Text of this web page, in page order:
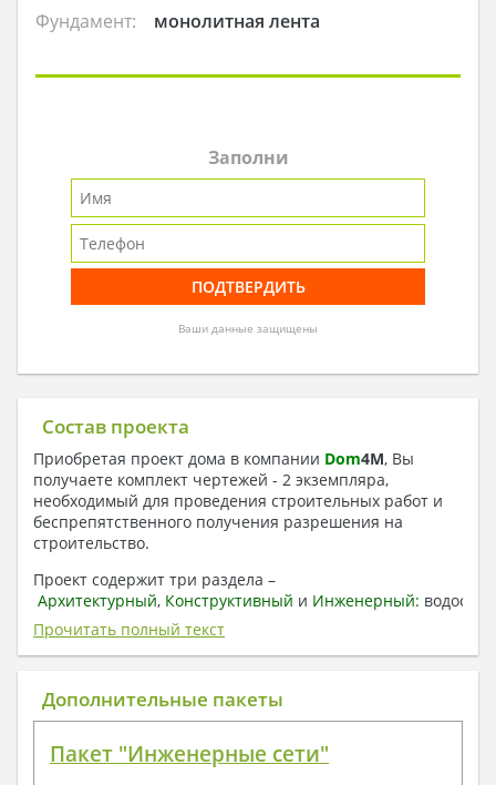
Фундамент:
монолитная лента
Заполни
Ваши данные защищены
Состав проекта
Приобретая проект дома в компании Dom4M, Вы
получаете комплект чертежей - 2 экземпляра,
необходимый для проведения строительных работ и
беспрепятственного получения разрешения на
строительство.
Проект содержит три раздела –
Архитектурный, Конструктивный и Инженерный:
отопление, вентиляция, канализация,
электроснабжение (приобретается за дополнительную
плату) + Пояснительная записка.
1. Архитектурный раздел:
План координационных осей
Прочитать полный текст
Дополнительные пакеты
Пакет "Инженерные сети"